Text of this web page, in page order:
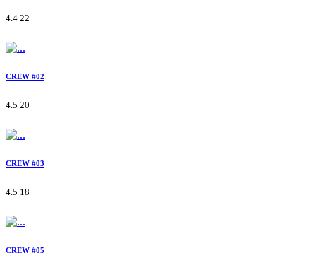
4.4 22
CREW #02
4.5 20
CREW #03
4.5 18
CREW #05